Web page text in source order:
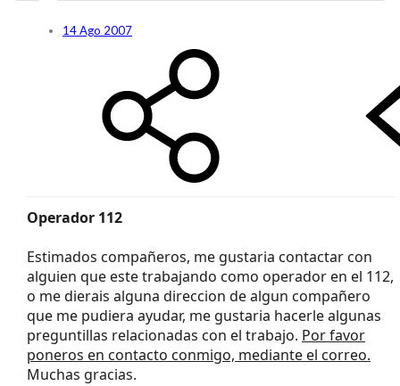
14 Ago 2007
Operador 112
Estimados compañeros, me gustaria contactar con
alguien que este trabajando como operador en el 112,
o me dierais alguna direccion de algun compañero
que me pudiera ayudar, me gustaria hacerle algunas
preguntillas relacionadas con el trabajo. Por favor
poneros en contacto conmigo, mediante el correo.
Muchas gracias.